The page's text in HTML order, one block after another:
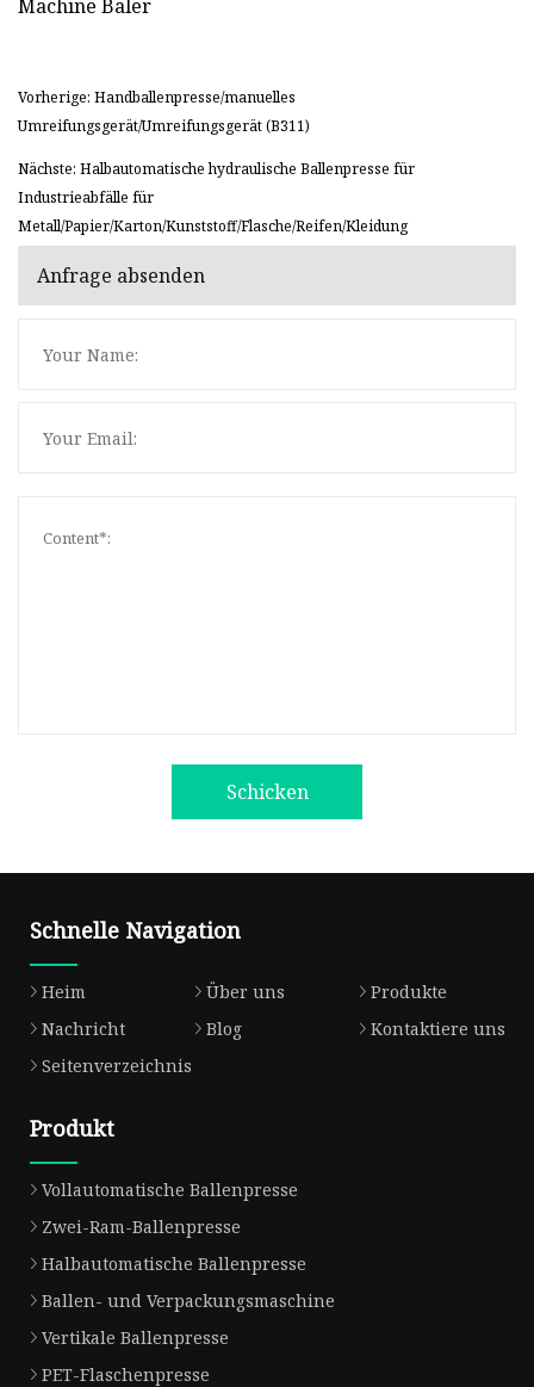
Vorherige: Handballenpresse/manuelles
Umreifungsgerät/Umreifungsgerät (B311)
Nächste: Halbautomatische hydraulische Ballenpresse für
Industrieabfälle für
Metall/Papier/Karton/Kunststoff/Flasche/Reifen/Kleidung
Anfrage absenden
Schicken
Schnelle Navigation
Heim Über uns
Produkte
Nachricht
Blog
Kontaktiere uns
Seitenverzeichnis
Produkt
Vollautomatische Ballenpresse
Zwei-Ram-Ballenpresse
Halbautomatische Ballenpresse
Ballen- und Verpackungsmaschine
Vertikale Ballenpresse
PET-Flaschenpresse